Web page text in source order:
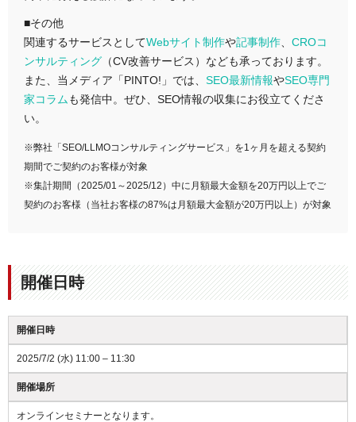
■その他
関連するサービスとしてWebサイト制作や記事制作、 CROコ
ンサルティング（CV改善サービス）なども承っております。
また、当メディア「PINTO!」では、 SEO最新情報やSEO専門
家コラムも発信中。ぜひ、SEO情報の収集にお役立てくださ
い。
※弊社「SEO/LLMOコンサルティングサービス」を1ヶ月を超える契約
期間でご契約のお客様が対象
※集計期間（2025/01～2025/12）中に月額最大金額を20万円以上でご
契約のお客様（当社お客様の87%は月額最大金額が20万円以上）が対象
開催日時
開催日時
2025/7/2 (水) 11:00 – 11:30
開催場所
オンラインセミナーとなります。